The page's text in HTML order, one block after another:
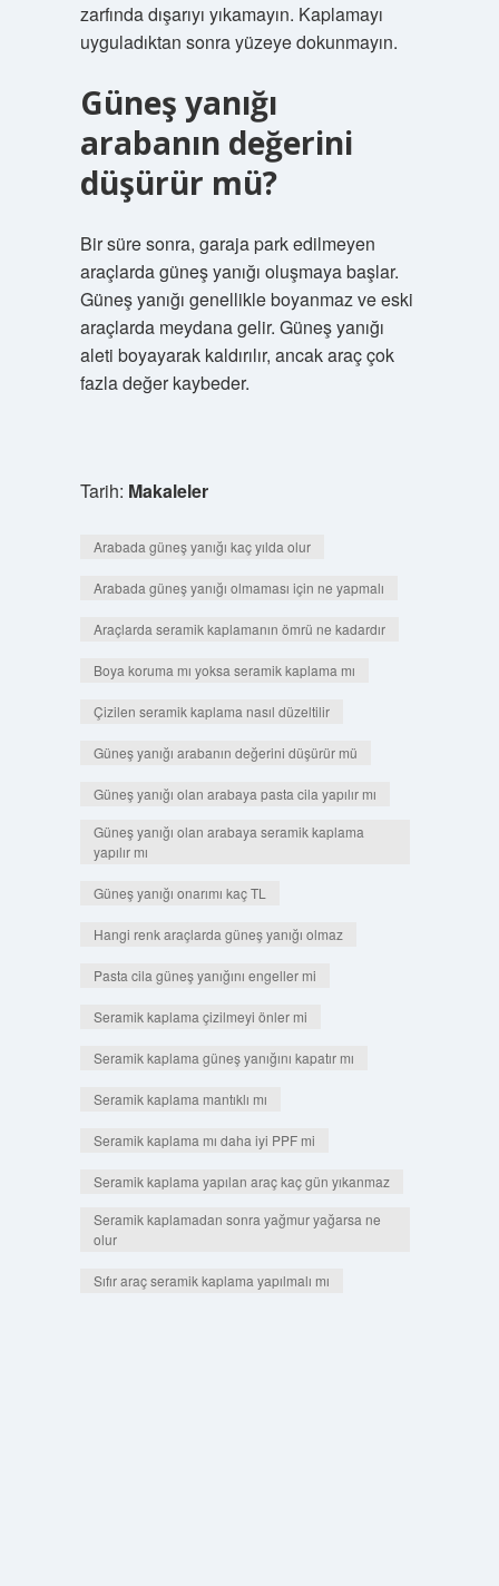
zarfında dışarıyı yıkamayın. Kaplamayı
uyguladıktan sonra yüzeye dokunmayın.
Güneş yanığı
arabanın değerini
düşürür mü?
Bir süre sonra, garaja park edilmeyen
araçlarda güneş yanığı oluşmaya başlar.
Güneş yanığı genellikle boyanmaz ve eski
araçlarda meydana gelir. Güneş yanığı
aleti boyayarak kaldırılır, ancak araç çok
fazla değer kaybeder.
Tarih: Makaleler
Arabada güneş yanığı kaç yılda olur
Arabada güneş yanığı olmaması için ne yapmalı
Araçlarda seramik kaplamanın ömrü ne kadardır
Boya koruma mı yoksa seramik kaplama mı
Çizilen seramik kaplama nasıl düzeltilir
Güneş yanığı arabanın değerini düşürür mü
Güneş yanığı olan arabaya pasta cila yapılır mı
Güneş yanığı olan arabaya seramik kaplama
yapılır mı
Güneş yanığı onarımı kaç TL
Hangi renk araçlarda güneş yanığı olmaz
Pasta cila güneş yanığını engeller mi
Seramik kaplama çizilmeyi önler mi
Seramik kaplama güneş yanığını kapatır mı
Seramik kaplama mantıklı mı
Seramik kaplama mı daha iyi PPF mi
Seramik kaplama yapılan araç kaç gün yıkanmaz
Seramik kaplamadan sonra yağmur yağarsa ne
olur
Sıfır araç seramik kaplama yapılmalı mı